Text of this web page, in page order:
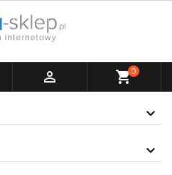
 shopping_cart0